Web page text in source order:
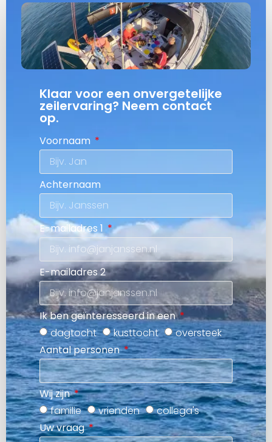
Klaar voor een onvergetelijke
zeilervaring? Neem contact
op.
Voornaam
Achternaam
E-mailadres 1
E-mailadres 2
Ik ben geïnteresseerd in een
dagtocht
kusttocht
oversteek
Aantal personen
Wij zijn
familie
vrienden
collega's
Uw vraag